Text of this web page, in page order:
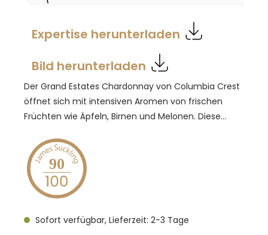
Expertise herunterladen
Bild herunterladen
Der Grand Estates Chardonnay von Columbia Crest
öffnet sich mit intensiven Aromen von frischen
Früchten wie Äpfeln, Birnen und Melonen. Diese
Anklängen begleitet, die durch Nuancen von Crème
Brûlée und Karamell unterstrichen werden. Am
Gaumen präsentiert der Chardonnay eine
ausgewogene Struktur, bei der die reife Fruchtigkeit
wird. Der Wein kombiniert Eleganz und Fülle und
90
Sofort verfügbar, Lieferzeit: 2-3 Tage